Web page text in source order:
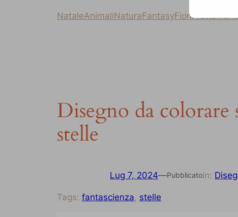
NataleAnimaliNaturaFantasyFioriFrutta
Disegno da
stelle
Lug 7, 2024—Pubblicatoin:
Tags: fantascienza, stelle